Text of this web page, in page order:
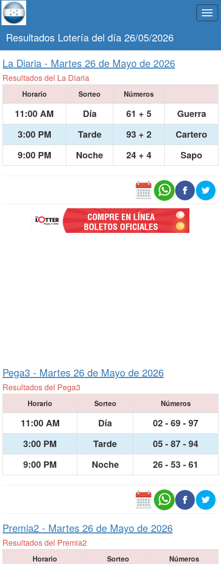
Resultados Lotería del día 26/05/2026
La Diaria - Martes 26 de Mayo de 2026
Resultados del La Diaria
Horario Sorteo Números
11:00 AM Día 61 + 5
Guerra
3:00 PM
Tarde 93 + 2
Cartero
9:00 PM
Noche 24 + 4 Sapo
Pega3 - Martes 26 de Mayo de 2026
Resultados del Pega3
Horario Sorteo Números
11:00 AM Día
02 - 69 - 97
3:00 PM
Tarde
05 - 87 - 94
9:00 PM
Noche 26 - 53 - 61
Premia2 - Martes 26 de Mayo de 2026
Resultados del Premia2
Horario Sorteo Números